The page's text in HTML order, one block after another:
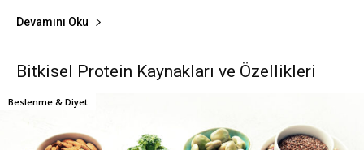
Devamını Oku
Bitkisel Protein Kaynakları ve Özellikleri
Beslenme & Diyet